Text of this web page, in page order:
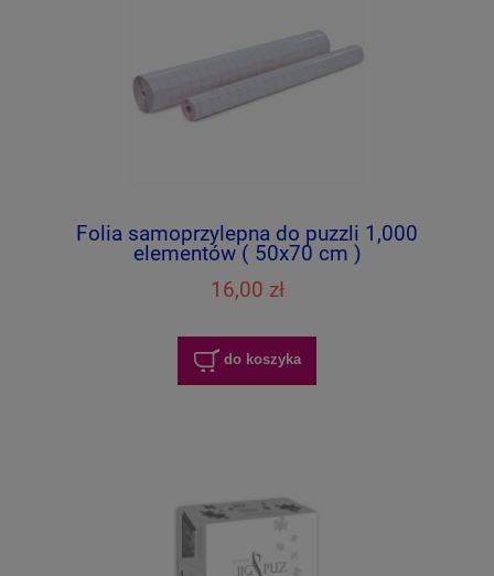
Folia samoprzylepna do puzzli 1,000
elementów ( 50x70 cm )
16,00 zł
do koszyka